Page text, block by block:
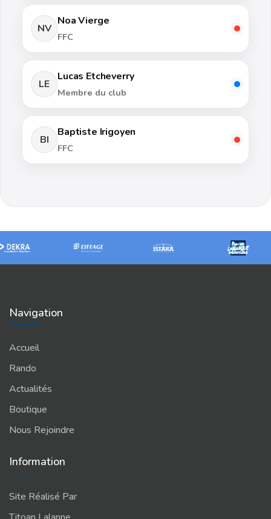
NV
Noa Vierge
FFC
LE
Lucas Etcheverry
Membre du club
BI
Baptiste Irigoyen
FFC
Navigation
Accueil
Rando
Actualités
Boutique
Nous Rejoindre
Information
Site Réalisé Par